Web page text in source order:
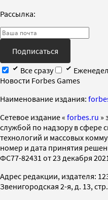
Рассылка:
Подписаться
Все сразу
Новости Forbes Games
Наименование издания:
Cетевое издание « forbes.ru »
службой по надзору в сфере
технологий и массовых
номер и дата принятия
ФС77-82431 от 23 декабря
Адрес редакции, издателя:
Звенигородская 2-я, д. 13,